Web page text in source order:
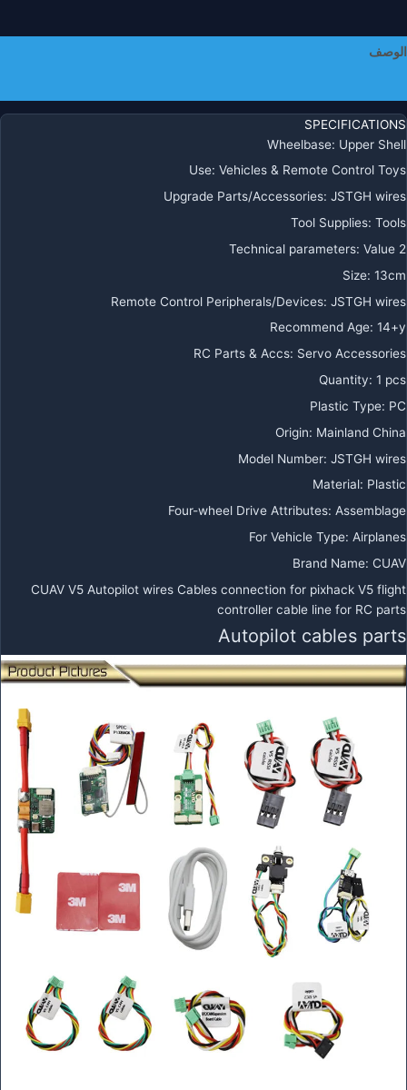
الوصف
SPECIFICATIONS
Wheelbase: Upper Shell
Use: Vehicles & Remote Control Toys
Upgrade Parts/Accessories: JSTGH wires
Tool Supplies: Tools
Technical parameters: Value 2
Size: 13cm
Remote Control Peripherals/Devices: JSTGH wires
Recommend Age: 14+y
RC Parts & Accs: Servo Accessories
Quantity: 1 pcs
Plastic Type: PC
Origin: Mainland China
Model Number: JSTGH wires
Material: Plastic
Four-wheel Drive Attributes: Assemblage
For Vehicle Type: Airplanes
Brand Name: CUAV
CUAV V5 Autopilot wires Cables connection for pixhack V5 flight
controller cable line for RC parts
Autopilot cables parts